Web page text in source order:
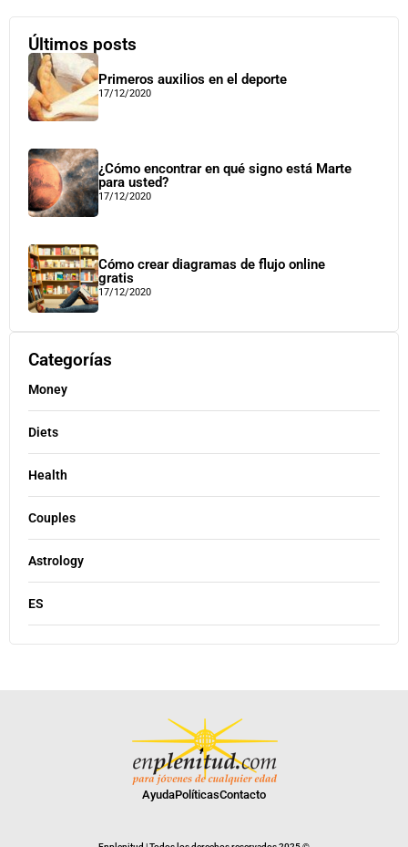
Últimos posts
Primeros auxilios en el deporte
17/12/2020
¿Cómo encontrar en qué signo está Marte
para usted?
17/12/2020
Cómo crear diagramas de flujo online
gratis
17/12/2020
Categorías
Money
Diets
Health
Couples
Astrology
ES
AyudaPolíticasContacto